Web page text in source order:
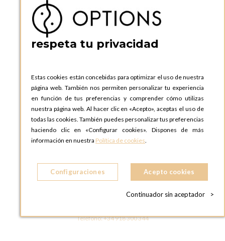
08130 Santa Perpetua de Moguda, Barcelona
ESPAñA
Teléfono:
+34 935 724 041
OPTIONS BARCELONA SHOWROOM
ESPAñA
Teléfono:+34 935 724 041
OPTIONS MADRID
C. Lucio Emilio Cándido, 6,
28803 Alcalá de Henares, Madrid
ESPAñA
OPTIONS MADRID SHOWROOM
28004 MADRID
Teléfono:+34 918 300 344
respeta tu privacidad
Estas cookies están concebidas para optimizar el uso de nuestra
página web. También nos permiten personalizar tu experiencia
en función de tus preferencias y comprender cómo utilizas
nuestra página web. Al hacer clic en «Acepto», aceptas el uso de
todas las cookies. También puedes personalizar tus preferencias
haciendo clic en «Configurar cookies». Dispones de más
información en nuestra Política de cookies.
Configuraciones Acepto cookies
Continuador sin aceptador >